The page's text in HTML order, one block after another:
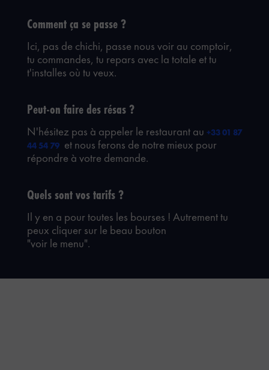
Comment ça se passe ?
Ici, pas de chichi, passe nous voir au comptoir,
tu commandes, tu repars avec la totale et tu
t'installes où tu veux.
Peut-on faire des résas ?
N'hésitez pas à appeler le restaurant au +33 01 87
44 54 79
et nous ferons de notre mieux pour
répondre à votre demande.
Quels sont vos tarifs ?
Il y en a pour toutes les bourses ! Autrement tu
peux cliquer sur le beau bouton
"voir le menu".